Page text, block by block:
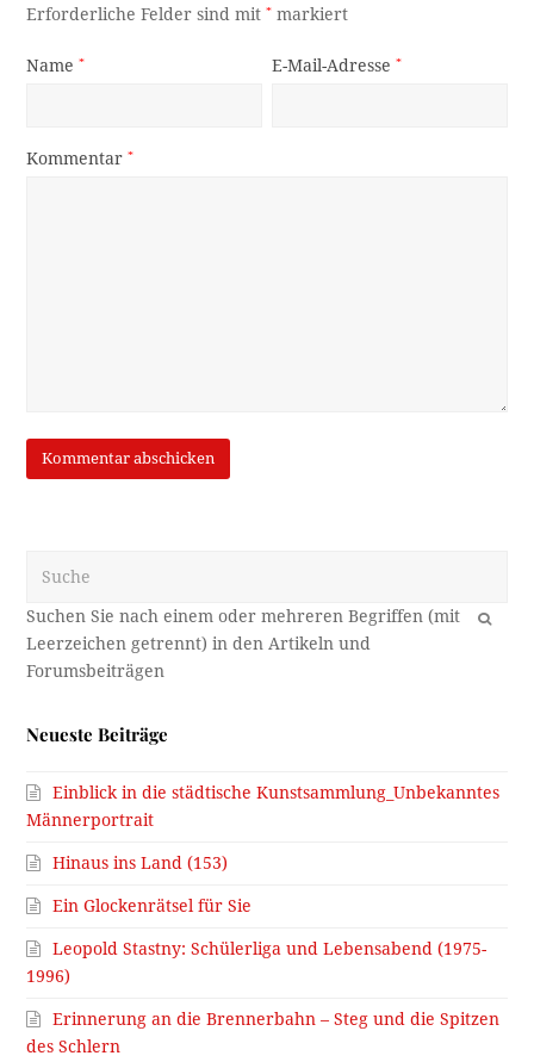
Erforderliche Felder sind mit* markiert
Name* E-Mail-Adresse*
Kommentar*
OK
Neueste Beiträge
Einblick in die städtische Kunstsammlung_Unbekanntes
Männerportrait
Hinaus ins Land (153)
Ein Glockenrätsel für Sie
Leopold Stastny: Schülerliga und Lebensabend (1975-
1996)
Erinnerung an die Brennerbahn – Steg und die Spitzen
des Schlern